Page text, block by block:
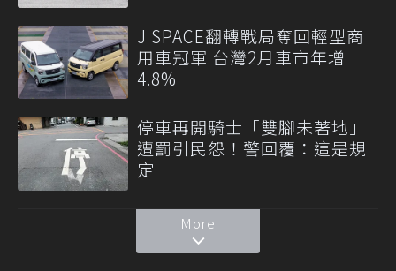
J SPACE翻轉戰局奪回輕型商
用車冠軍 台灣2月車市年增
4.8%
停車再開騎士「雙腳未著地」
遭罰引民怨！警回覆：這是規
定
More